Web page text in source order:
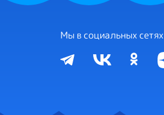
Мы в социальных сетях